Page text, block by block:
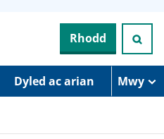
Rhodd
Dyled ac arian Mwy